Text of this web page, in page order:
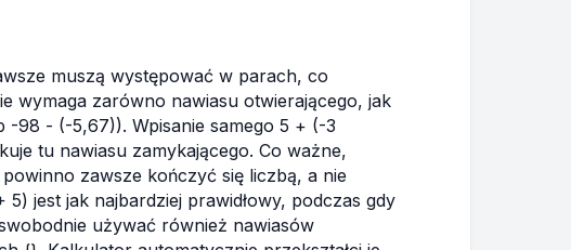
muszą występować w parach, co
wymaga zarówno nawiasu otwierającego, jak
98 - (-5,67)). Wpisanie samego 5 + (-3
tu nawiasu zamykającego. Co ważne,
zawsze kończyć się liczbą, a nie
5) jest jak najbardziej prawidłowy, podczas gdy
używać również nawiasów